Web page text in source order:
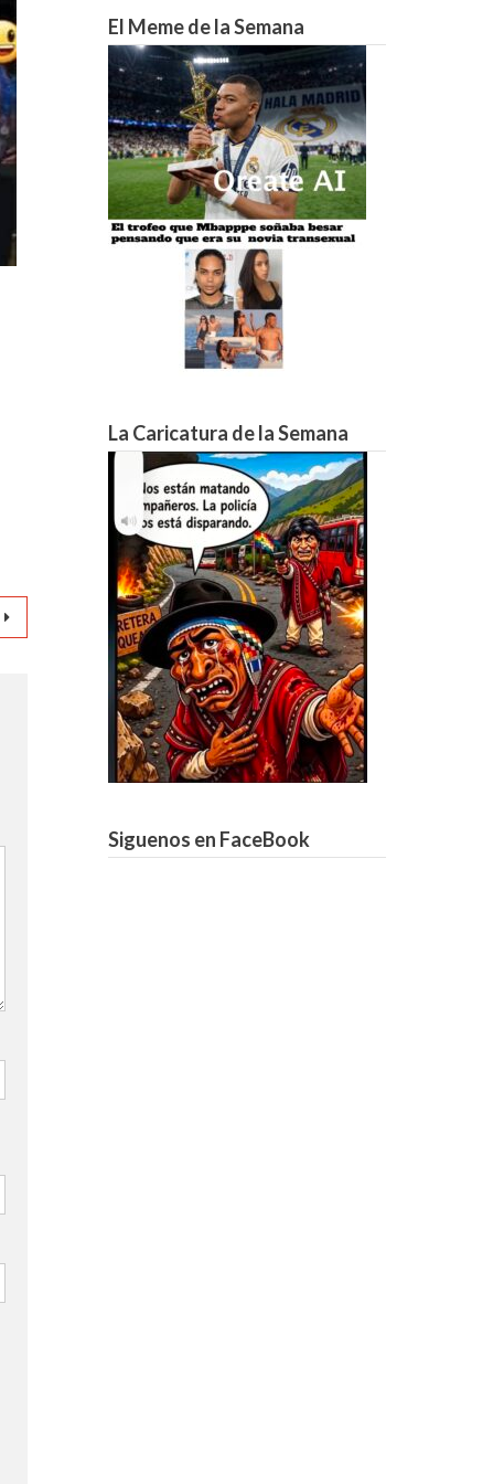
El Meme de la Semana
La Caricatura de la Semana
Siguenos en FaceBook